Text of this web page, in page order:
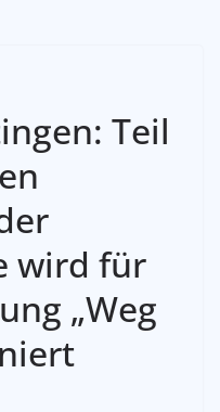
Teil
wird für
„Weg